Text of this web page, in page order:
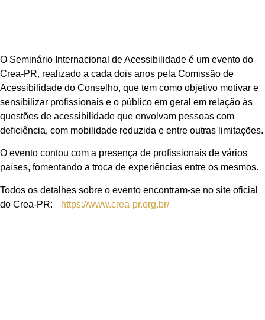
O Seminário Internacional de Acessibilidade é um evento do
Crea-PR, realizado a cada dois anos pela Comissão de
Acessibilidade do Conselho, que tem como objetivo motivar e
sensibilizar profissionais e o público em geral em relação às
questões de acessibilidade que envolvam pessoas com
deficiência, com mobilidade reduzida e entre outras limitações.
O evento contou com a presença de profissionais de vários
países, fomentando a troca de experiências entre os mesmos.
Todos os detalhes sobre o evento encontram-se no site oficial
do Crea-PR:
https://www.crea-pr.org.br/